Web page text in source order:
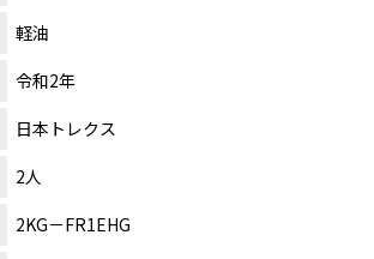
軽油
令和2年
日本トレクス
2人
2KG－FR1EHG